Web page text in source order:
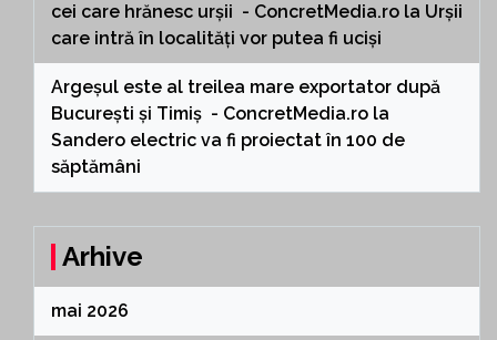
cei care hrănesc urșii - ConcretMedia.ro la Urșii
care intră în localități vor putea fi uciși
Argeșul este al treilea mare exportator după
București și Timiș - ConcretMedia.ro la
Sandero electric va fi proiectat în 100 de
săptămâni
Arhive
mai 2026